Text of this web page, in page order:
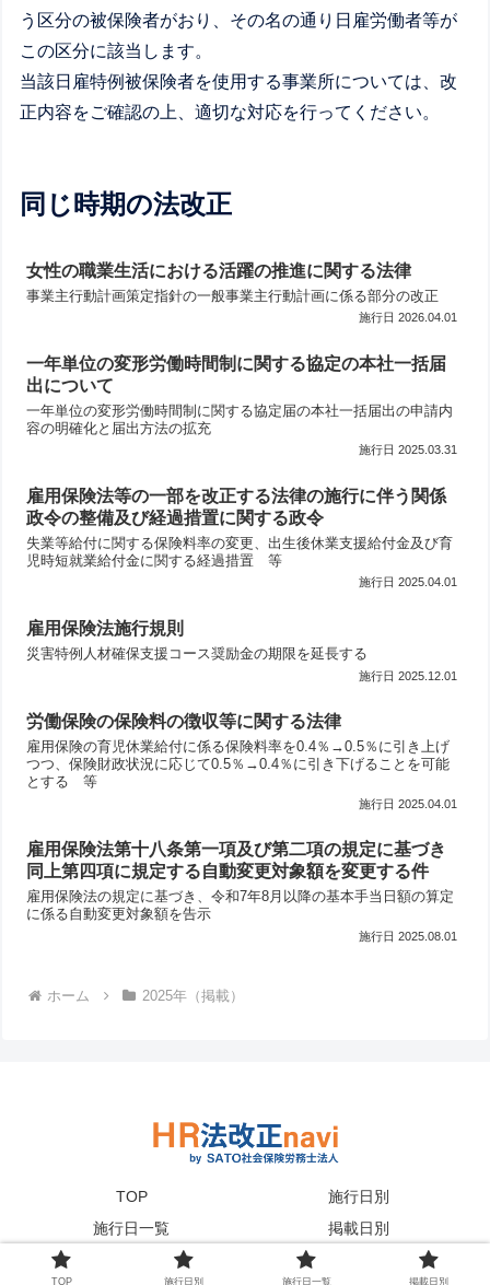
う区分の被保険者がおり、その名の通り日雇労働者等が
この区分に該当します。
当該日雇特例被保険者を使用する事業所については、改
正内容をご確認の上、適切な対応を行ってください。
同じ時期の法改正
女性の職業生活における活躍の推進に関する法律
事業主行動計画策定指針の一般事業主行動計画に係る部分の改正
2026.04.01
一年単位の変形労働時間制に関する協定の本社一括届
出について
一年単位の変形労働時間制に関する協定届の本社一括届出の申請内
容の明確化と届出方法の拡充
2025.03.31
雇用保険法等の一部を改正する法律の施行に伴う関係
政令の整備及び経過措置に関する政令
失業等給付に関する保険料率の変更、出生後休業支援給付金及び育
児時短就業給付金に関する経過措置 等
2025.04.01
雇用保険法施行規則
災害特例人材確保支援コース奨励金の期限を延長する
2025.12.01
労働保険の保険料の徴収等に関する法律
雇用保険の育児休業給付に係る保険料率を0.4％→0.5％に引き上げ
つつ、保険財政状況に応じて0.5％→0.4％に引き下げることを可能
とする 等
2025.04.01
雇用保険法第十八条第一項及び第二項の規定に基づき
同上第四項に規定する自動変更対象額を変更する件
雇用保険法の規定に基づき、令和7年8月以降の基本手当日額の算定
に係る自動変更対象額を告示
2025.08.01
ホーム 2025年（掲載）
TOP
施行日別
施行日一覧
掲載日別
© 2023 HR法改正navi｜SATO社会保険労務士法人 .
TOP 施行日別 施行日一覧 掲載日別